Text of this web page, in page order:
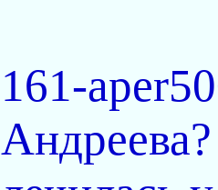
161-